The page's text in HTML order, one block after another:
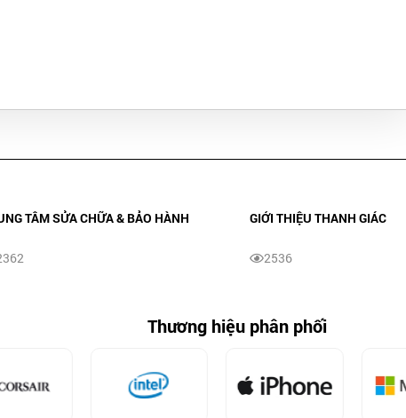
TÂM SỬA CHỮA & BẢO HÀNH GIỚI THIỆU THANH GIÁC
2536
Thương hiệu phân phối